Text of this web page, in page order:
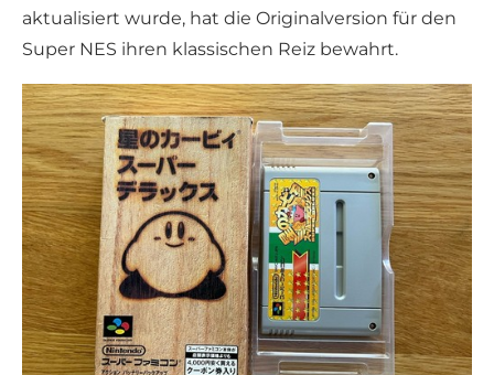
aktualisiert wurde, hat die Originalversion für den
Super NES ihren klassischen Reiz bewahrt.